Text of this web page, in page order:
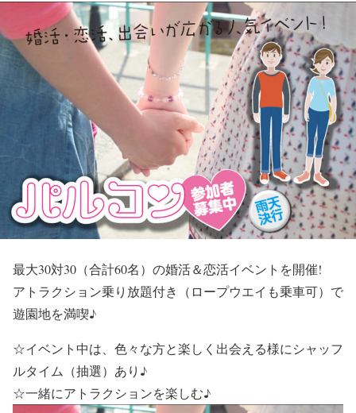
最大30対30（合計60名）の婚活＆恋活イベントを開催!
アトラクション乗り放題付き（ロープウエイも乗車可）で
遊園地を満喫♪
☆イベント中は、色々な方と楽しく出会える様にシャッフ
ルタイム（抽選）あり♪
☆一緒にアトラクションを楽しむ♪